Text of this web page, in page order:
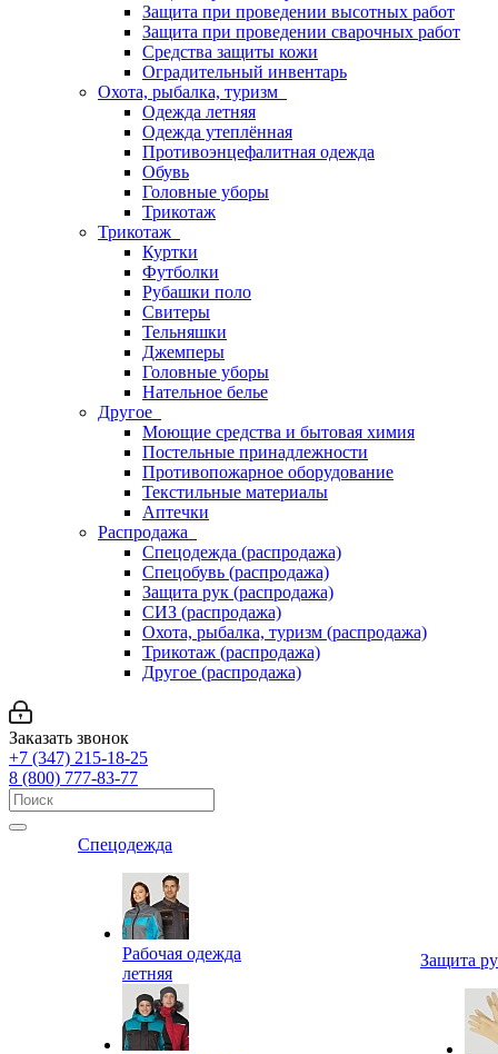
Защита при проведении высотных работ
Защита при проведении сварочных работ
Средства защиты кожи
Оградительный инвентарь
Охота, рыбалка, туризм
Одежда летняя
Одежда утеплённая
Противоэнцефалитная одежда
Обувь
Головные уборы
Трикотаж
Трикотаж
Куртки
Футболки
Рубашки поло
Свитеры
Тельняшки
Джемперы
Головные уборы
Нательное белье
Другое
Моющие средства и бытовая химия
Постельные принадлежности
Противопожарное оборудование
Текстильные материалы
Аптечки
Распродажа
Спецодежда (распродажа)
Спецобувь (распродажа)
Защита рук (распродажа)
СИЗ (распродажа)
Охота, рыбалка, туризм (распродажа)
Трикотаж (распродажа)
Другое (распродажа)
Заказать звонок
+7 (347) 215-18-25
8 (800) 777-83-77
Спецодежда
Рабочая одежда
летняя
Защита